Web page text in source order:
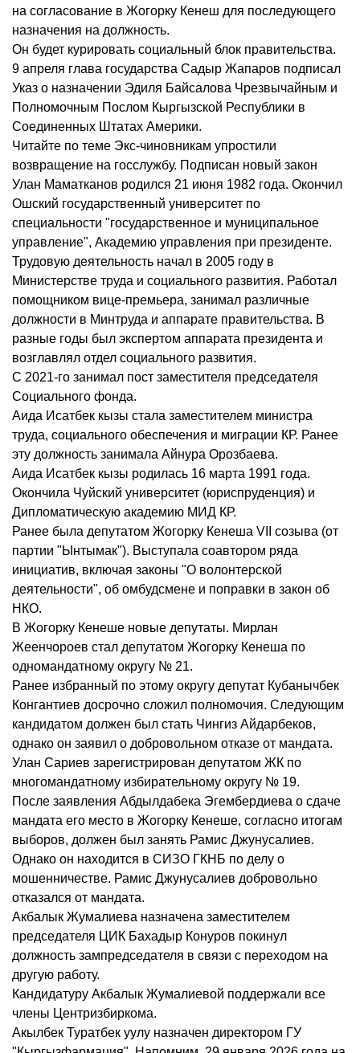
на согласование в Жогорку Кенеш для последующего
назначения на должность.
Он будет курировать социальный блок правительства.
9 апреля глава государства Садыр Жапаров подписал
Указ о назначении Эдиля Байсалова Чрезвычайным и
Полномочным Послом Кыргызской Республики в
Соединенных Штатах Америки.
Читайте по теме Экс-чиновникам упростили
возвращение на госслужбу. Подписан новый закон
Улан Маматканов родился 21 июня 1982 года. Окончил
Ошский государственный университет по
специальности "государственное и муниципальное
управление", Академию управления при президенте.
Трудовую деятельность начал в 2005 году в
Министерстве труда и социального развития. Работал
помощником вице-премьера, занимал различные
должности в Минтруда и аппарате правительства. В
разные годы был экспертом аппарата президента и
возглавлял отдел социального развития.
С 2021-го занимал пост заместителя председателя
Социального фонда.
Аида Исатбек кызы стала заместителем министра
труда, социального обеспечения и миграции КР. Ранее
эту должность занимала Айнура Орозбаева.
Аида Исатбек кызы родилась 16 марта 1991 года.
Окончила Чуйский университет (юриспруденция) и
Дипломатическую академию МИД КР.
Ранее была депутатом Жогорку Кенеша VII созыва (от
партии "Ынтымак"). Выступала соавтором ряда
инициатив, включая законы "О волонтерской
деятельности", об омбудсмене и поправки в закон об
НКО.
В Жогорку Кенеше новые депутаты. Мирлан
Жеенчороев стал депутатом Жогорку Кенеша по
одномандатному округу № 21.
Ранее избранный по этому округу депутат Кубанычбек
Конгантиев досрочно сложил полномочия. Следующим
кандидатом должен был стать Чингиз Айдарбеков,
однако он заявил о добровольном отказе от мандата.
Улан Сариев зарегистрирован депутатом ЖК по
многомандатному избирательному округу № 19.
После заявления Абдылдабека Эгембердиева о сдаче
мандата его место в Жогорку Кенеше, согласно итогам
выборов, должен был занять Рамис Джунусалиев.
Однако он находится в СИЗО ГКНБ по делу о
мошенничестве. Рамис Джунусалиев добровольно
отказался от мандата.
Акбалык Жумалиева назначена заместителем
председателя ЦИК Бахадыр Конуров покинул
должность зампредседателя в связи с переходом на
другую работу.
Кандидатуру Акбалык Жумалиевой поддержали все
члены Центризбиркома.
Акылбек Туратбек уулу назначен директором ГУ